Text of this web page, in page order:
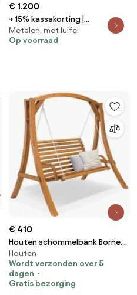
€ 1.200
+ 15% kassakorting |
Schommelbank Manifesto |
Aluminium | 3 personen |
Metalen, met luifel
Op voorraad
€ 410
Houten schommelbank Borneo
Garden Point
Houten
Wordt verzonden over 5
dagen
Gratis bezorging